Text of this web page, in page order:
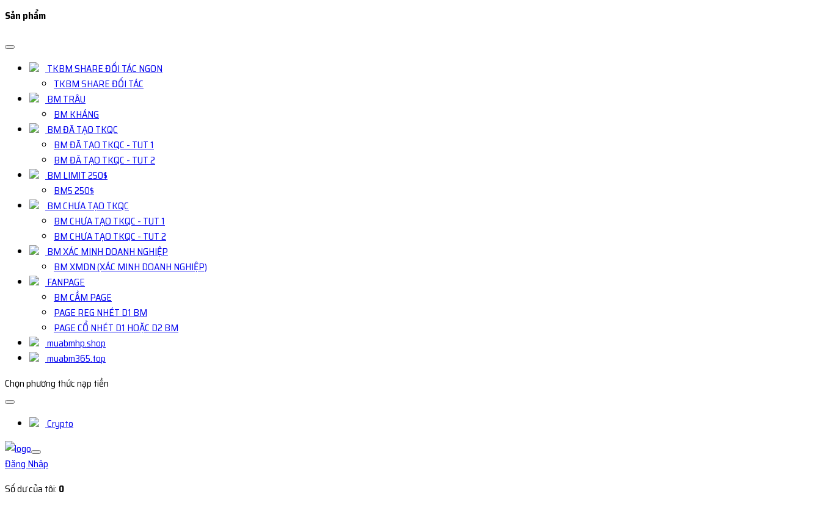
Sản phẩm
TKBM SHARE ĐỐI TÁC NGON
TKBM SHARE ĐỐI TÁC
BM TRÂU
BM KHÁNG
BM ĐÃ TẠO TKQC
BM ĐÃ TẠO TKQC - TUT 1
BM ĐÃ TẠO TKQC - TUT 2
BM LIMIT 250$
BM5 250$
BM CHƯA TẠO TKQC
BM CHƯA TẠO TKQC - TUT 1
BM CHƯA TẠO TKQC - TUT 2
BM XÁC MINH DOANH NGHIỆP
BM XMDN (XÁC MINH DOANH NGHIỆP)
FANPAGE
BM CẦM PAGE
PAGE REG NHÉT D1 BM
PAGE CỔ NHÉT D1 HOẶC D2 BM
muabmhp.shop
muabm365.top
Chọn phương thức nạp tiền
Crypto
Đăng Nhập
Số dư của tôi: 0